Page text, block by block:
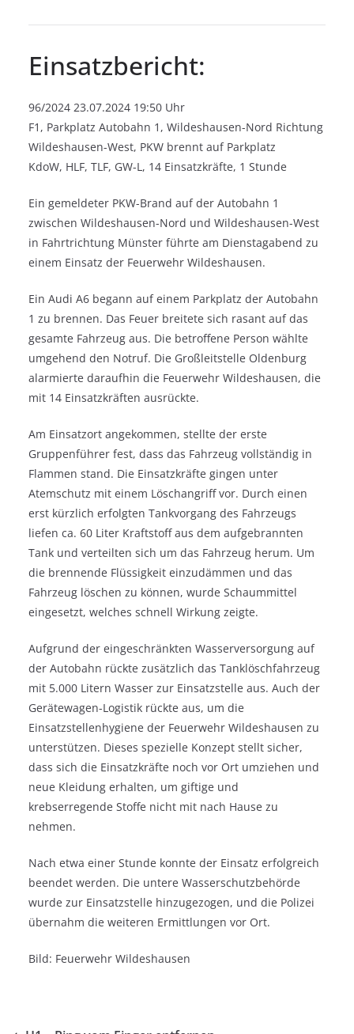
Einsatzbericht:
96/2024 23.07.2024 19:50 Uhr
F1, Parkplatz Autobahn 1, Wildeshausen-Nord Richtung
Wildeshausen-West, PKW brennt auf Parkplatz
KdoW, HLF, TLF, GW-L, 14 Einsatzkräfte, 1 Stunde
Ein gemeldeter PKW-Brand auf der Autobahn 1
zwischen Wildeshausen-Nord und Wildeshausen-West
in Fahrtrichtung Münster führte am Dienstagabend zu
einem Einsatz der Feuerwehr Wildeshausen.
Ein Audi A6 begann auf einem Parkplatz der Autobahn
1 zu brennen. Das Feuer breitete sich rasant auf das
gesamte Fahrzeug aus. Die betroffene Person wählte
umgehend den Notruf. Die Großleitstelle Oldenburg
alarmierte daraufhin die Feuerwehr Wildeshausen, die
mit 14 Einsatzkräften ausrückte.
Am Einsatzort angekommen, stellte der erste
Gruppenführer fest, dass das Fahrzeug vollständig in
Flammen stand. Die Einsatzkräfte gingen unter
Atemschutz mit einem Löschangriff vor. Durch einen
erst kürzlich erfolgten Tankvorgang des Fahrzeugs
liefen ca. 60 Liter Kraftstoff aus dem aufgebrannten
Tank und verteilten sich um das Fahrzeug herum. Um
die brennende Flüssigkeit einzudämmen und das
Fahrzeug löschen zu können, wurde Schaummittel
eingesetzt, welches schnell Wirkung zeigte.
Aufgrund der eingeschränkten Wasserversorgung auf
der Autobahn rückte zusätzlich das Tanklöschfahrzeug
mit 5.000 Litern Wasser zur Einsatzstelle aus. Auch der
Gerätewagen-Logistik rückte aus, um die
Einsatzstellenhygiene der Feuerwehr Wildeshausen zu
unterstützen. Dieses spezielle Konzept stellt sicher,
dass sich die Einsatzkräfte noch vor Ort umziehen und
neue Kleidung erhalten, um giftige und
krebserregende Stoffe nicht mit nach Hause zu
nehmen.
Nach etwa einer Stunde konnte der Einsatz erfolgreich
beendet werden. Die untere Wasserschutzbehörde
wurde zur Einsatzstelle hinzugezogen, und die Polizei
übernahm die weiteren Ermittlungen vor Ort.
Bild: Feuerwehr Wildeshausen